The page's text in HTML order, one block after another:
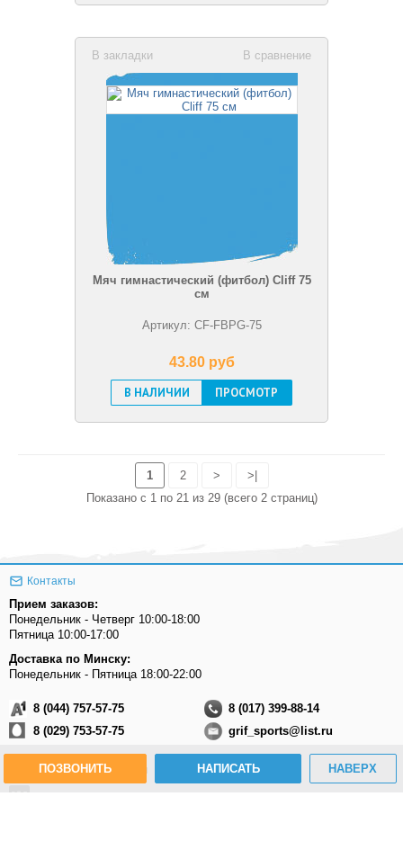
В сравнение
В закладки
Мяч гимнастический (фитбол) Cliff 75
см
Артикул: CF-FBPG-75
43.80 pуб
В НАЛИЧИИ
ПРОСМОТР
1 2 >
>|
Показано с 1 по 21 из 29 (всего 2 страниц)
Контакты
Прием заказов:
Понедельник - Четверг 10:00-18:00
Пятница 10:00-17:00
Доставка по Минску:
Понедельник - Пятница 18:00-22:00
8 (044) 757-57-75
8 (029) 753-57-75
8 (017) 399-88-14
grif_sports@list.ru
Присоединяйтесь к нам
ПОЗВОНИТЬ НАПИСАТЬ НАВЕРХ